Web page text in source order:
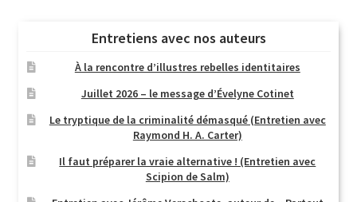
au
plus
Entretiens avec nos auteurs
À la rencontre d’illustres rebelles identitaires
Juillet 2026 – le message d’Évelyne Cotinet
Le tryptique de la criminalité démasqué (Entretien avec
Raymond H. A. Carter)
Il faut préparer la vraie alternative ! (Entretien avec
Scipion de Salm)